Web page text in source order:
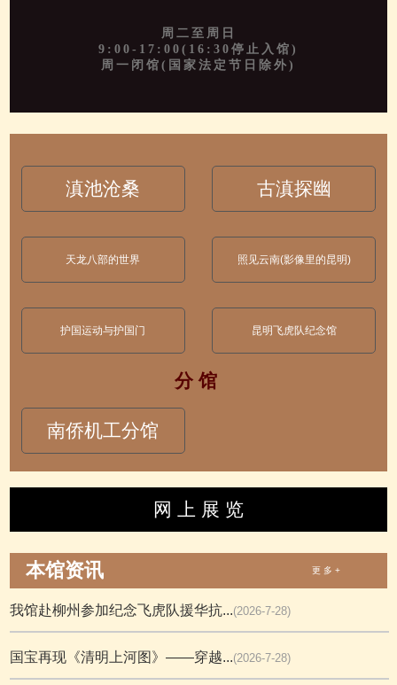
周二至周日
9:00-17:00(16:30停止入馆)
周一闭馆(国家法定节日除外)
滇池沧桑 古滇探幽
天龙八部的世界 照见云南(影像里的昆明)
护国运动与护国门 昆明飞虎队纪念馆
分 馆
南侨机工分馆
网 上 展 览
本馆资讯 更 多 +
我馆赴柳州参加纪念飞虎队援华抗...(2026-7-28)
国宝再现《清明上河图》——穿越...(2026-7-28)